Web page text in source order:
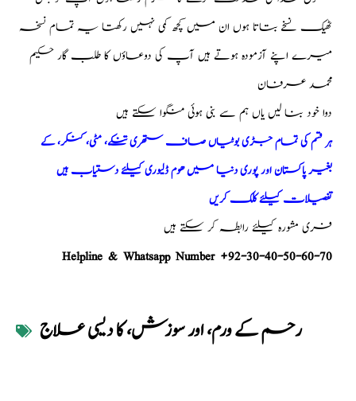
ٹھیک نسخے بتاتا ہوں ان میں کچھ کمی نہیں رکھتا یہ تمام نسخہ
میرے اپنے آزمودہ ہوتے ہیں آپ کی دوعاؤں کا طلب گار حکیم
محمد عرفان
دوا خود بنا لیں یاں ہم سے بنی ہوئی منگوا سکتے ہیں
ہر قسم کی تمام جڑی بوٹیاں صاف ستھری تنکے، مٹی، کنکر، کے
بغیر پاکستان اور پوری دنیا میں ھوم ڈلیوری کیلئے دستیاب ہیں
تفصیلات کیلئے کلک کریں
فری مشورہ کیلئے رابطہ کر سکتے ہیں
Helpline & Whatsapp Number +92-30-40-50-60-70
رحم کے ورم، اور سوزش، کا دیسی علاج